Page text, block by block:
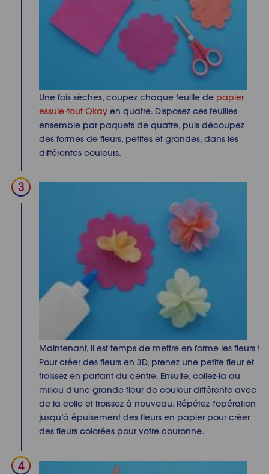
Une fois sèches, coupez chaque feuille de papier
essuie-tout Okay en quatre. Disposez ces feuilles
ensemble par paquets de quatre, puis découpez
des formes de fleurs, petites et grandes, dans les
différentes couleurs.
Maintenant, il est temps de mettre en forme les fleurs !
Pour créer des fleurs en 3D, prenez une petite fleur et
froissez en partant du centre. Ensuite, collez-la au
milieu d'une grande fleur de couleur différente avec
de la colle et froissez à nouveau. Répétez l'opération
jusqu’à épuisement des fleurs en papier pour créer
des fleurs colorées pour votre couronne.